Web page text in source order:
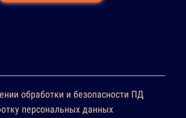
обработки и безопасности ПД
персональных данных